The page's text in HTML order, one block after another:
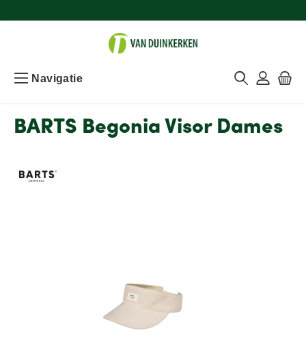
Navigatie
BARTS Begonia Visor Dames